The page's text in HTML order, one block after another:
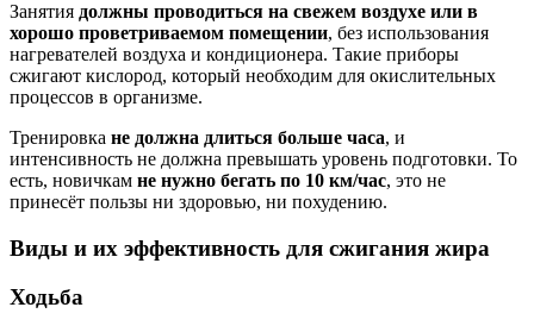
Занятия должны проводиться на свежем воздухе или в
хорошо проветриваемом помещении, без использования
нагревателей воздуха и кондиционера. Такие приборы
сжигают кислород, который необходим для окислительных
процессов в организме.
Тренировка не должна длиться больше часа, и
интенсивность не должна превышать уровень подготовки. То
есть, новичкам не нужно бегать по 10 км/час, это не
принесёт пользы ни здоровью, ни похудению.
Виды и их эффективность для сжигания жира
Ходьба